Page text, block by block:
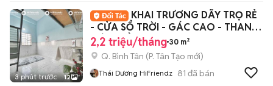
3 phút trước 12
KHAI TRƯƠNG DÃY TRỌ RẺ
- CỬA SỔ TRỜI - GÁC CAO - THANG
MÁY - GẦN AEON
2,2 triệu/tháng 30 m²
Q. Bình Tân (P. Tân Tạo mới)
Thái Dương HiFriendz 81 đã bán